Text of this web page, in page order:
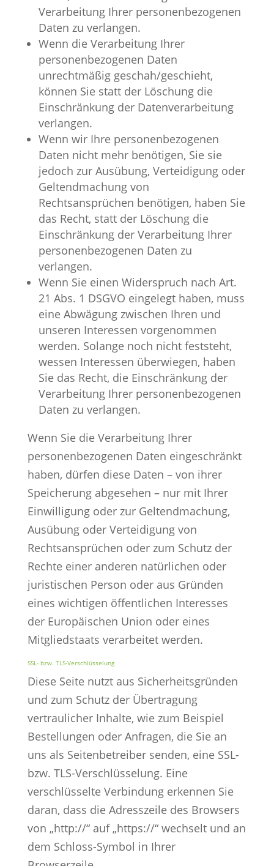
Verarbeitung Ihrer personenbezogenen
Daten zu verlangen.
Wenn die Verarbeitung Ihrer
personenbezogenen Daten
unrechtmäßig geschah/geschieht,
können Sie statt der Löschung die
Einschränkung der Datenverarbeitung
verlangen.
Wenn wir Ihre personenbezogenen
Daten nicht mehr benötigen, Sie sie
jedoch zur Ausübung, Verteidigung oder
Geltendmachung von
Rechtsansprüchen benötigen, haben Sie
das Recht, statt der Löschung die
Einschränkung der Verarbeitung Ihrer
personenbezogenen Daten zu
verlangen.
Wenn Sie einen Widerspruch nach Art.
21 Abs. 1 DSGVO eingelegt haben, muss
eine Abwägung zwischen Ihren und
unseren Interessen vorgenommen
werden. Solange noch nicht feststeht,
wessen Interessen überwiegen, haben
Sie das Recht, die Einschränkung der
Verarbeitung Ihrer personenbezogenen
Daten zu verlangen.
Wenn Sie die Verarbeitung Ihrer
personenbezogenen Daten eingeschränkt
haben, dürfen diese Daten – von ihrer
Speicherung abgesehen – nur mit Ihrer
Einwilligung oder zur Geltendmachung,
Ausübung oder Verteidigung von
Rechtsansprüchen oder zum Schutz der
Rechte einer anderen natürlichen oder
juristischen Person oder aus Gründen
eines wichtigen öffentlichen Interesses
der Europäischen Union oder eines
Mitgliedstaats verarbeitet werden.
SSL- bzw. TLS-Verschlüsselung
Diese Seite nutzt aus Sicherheitsgründen
und zum Schutz der Übertragung
vertraulicher Inhalte, wie zum Beispiel
Bestellungen oder Anfragen, die Sie an
uns als Seitenbetreiber senden, eine SSL-
bzw. TLS-Verschlüsselung. Eine
verschlüsselte Verbindung erkennen Sie
daran, dass die Adresszeile des Browsers
von „http://“ auf „https://“ wechselt und an
dem Schloss-Symbol in Ihrer